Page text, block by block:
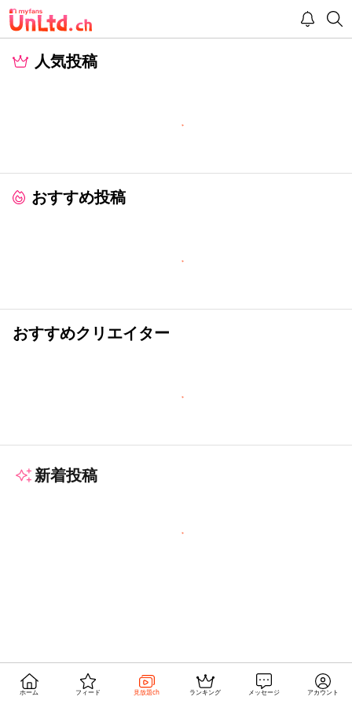
人気投稿
おすすめ投稿
おすすめクリエイター
新着投稿
ホーム フィード 見放題ch ランキング メッセージ アカウント